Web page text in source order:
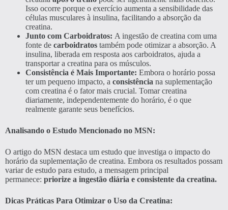
Isso ocorre porque o exercício aumenta a sensibilidade das
células musculares à insulina, facilitando a absorção da
creatina.
Junto com Carboidratos: A ingestão de creatina com uma
fonte de carboidratos também pode otimizar a absorção. A
insulina, liberada em resposta aos carboidratos, ajuda a
transportar a creatina para os músculos.
Consistência é Mais Importante: Embora o horário possa
ter um pequeno impacto, a consistência na suplementação
com creatina é o fator mais crucial. Tomar creatina
diariamente, independentemente do horário, é o que
realmente garante seus benefícios.
Analisando o Estudo Mencionado no MSN:
O artigo do MSN destaca um estudo que investiga o impacto do
horário da suplementação de creatina. Embora os resultados possam
variar de estudo para estudo, a mensagem principal
permanece: priorize a ingestão diária e consistente da creatina.
Dicas Práticas Para Otimizar o Uso da Creatina: